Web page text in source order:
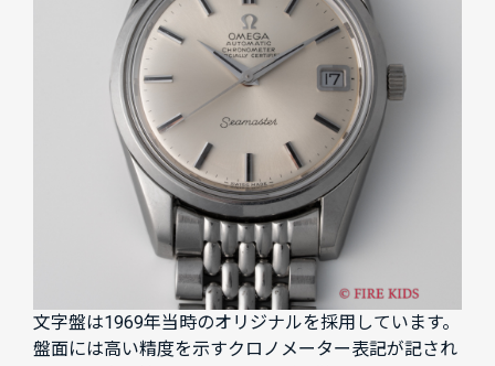
文字盤は1969年当時のオリジナルを採用しています。
盤面には高い精度を示すクロノメーター表記が記され